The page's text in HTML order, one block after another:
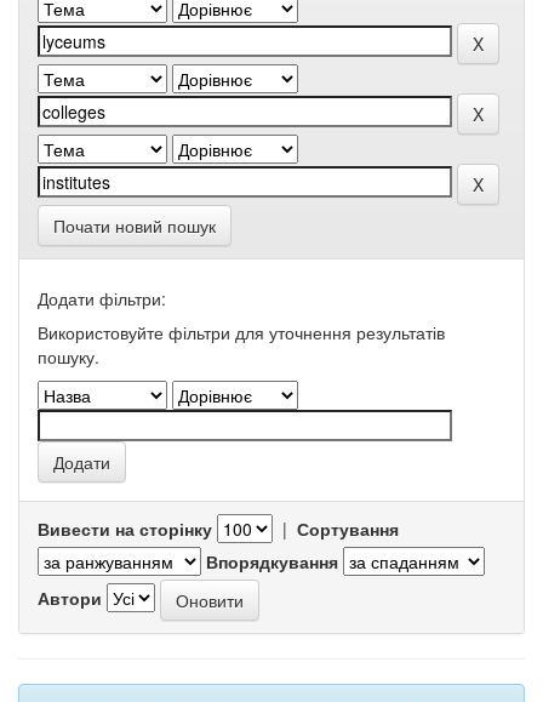
Почати новий пошук
Додати фільтри:
Використовуйте фільтри для уточнення результатів
пошуку.
Вивести на сторінку | Сортування
Впорядкування
Автори